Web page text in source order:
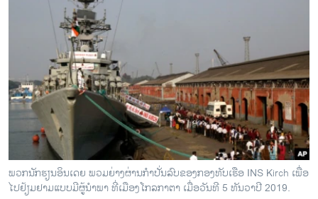
ອິດສະຫຼະພາບດ້ານການຂ່າວ
ຊີວິດຊາວລາວ
ຊຸມຊົນຊາວລາວ
ວິທະຍາສາດ-ເທັກໂນໂລຈີ
ທຸລະກິດ
ພາສາອັງກິດ
ວີດີໂອ
ສຽງ
ພວກນັກຮຽນອິນເດຍ ພວມຍ່າງຜ່ານກຳປັ່ນລົບຂອງກອງທັບເຮືອ INS Kirch ເພື່ອ
ໄປຢ້ຽມຢາມແບບມີຜູ້ນຳພາ ທີ່ເມືອງໂກລກາຕາ ເມື່ອວັນທີ 5 ທັນວາປີ 2019.